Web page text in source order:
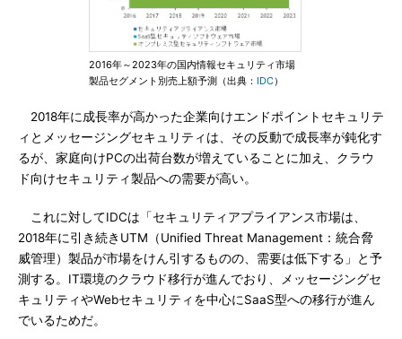
2016年～2023年の国内情報セキュリティ市場
製品セグメント別売上額予測（出典： IDC）
2018年に成長率が高かった企業向けエンドポイントセキュリテ
ィとメッセージングセキュリティは、その反動で成長率が鈍化す
るが、家庭向けPCの出荷台数が増えていることに加え、クラウ
ド向けセキュリティ製品への需要が高い。
これに対してIDCは「セキュリティアプライアンス市場は、
2018年に引き続きUTM（Unified Threat Management：統合脅
威管理）製品が市場をけん引するものの、需要は低下する」と予
測する。IT環境のクラウド移行が進んでおり、メッセージングセ
キュリティやWebセキュリティを中心にSaaS型への移行が進ん
でいるためだ。